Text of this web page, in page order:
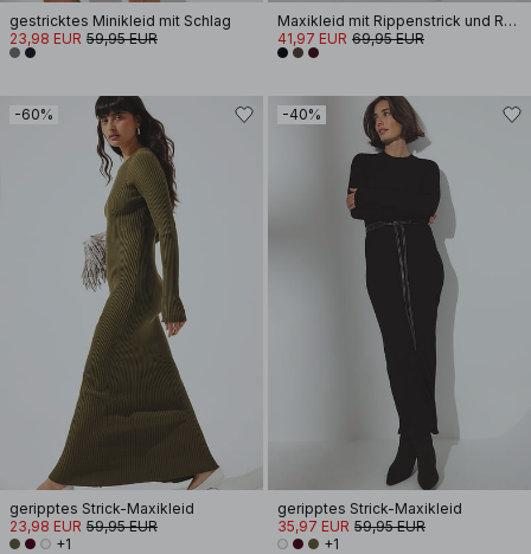
gestricktes Minikleid mit Schlag
23,98 EUR 59,95 EUR
Maxikleid mit Rippenstrick und Rollkragen
41,97 EUR 69,95 EUR
-60%
geripptes Strick-Maxikleid
23,98 EUR 59,95 EUR
+1
-40%
geripptes Strick-Maxikleid
35,97 EUR 59,95 EUR
+1